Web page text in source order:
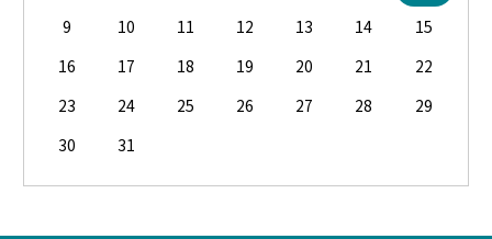
9
10 11 12 13 14
15
16
17 18 19 20 21
22
23
24 25 26 27 28
29
30
31